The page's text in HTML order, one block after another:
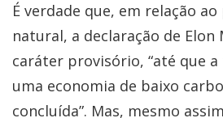
É verdade que, em relação
natural, a declaração de Elon
caráter provisório, “até que
uma economia de baixo
concluída”. Mas, mesmo